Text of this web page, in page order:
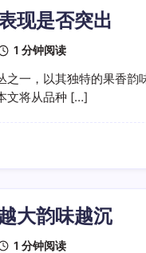
现是否突出
1 分钟阅读
之一，以其独特的果香韵
文将从品种 […]
大韵味越沉
1 分钟阅读